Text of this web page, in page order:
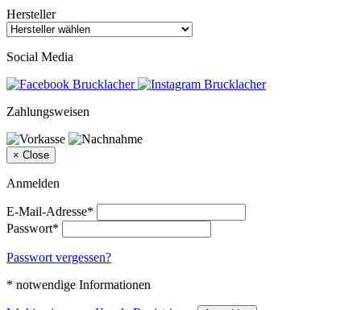
Hersteller
Social Media
Zahlungsweisen
× Close
Anmelden
E-Mail-Adresse*
Passwort*
Passwort vergessen?
* notwendige Informationen